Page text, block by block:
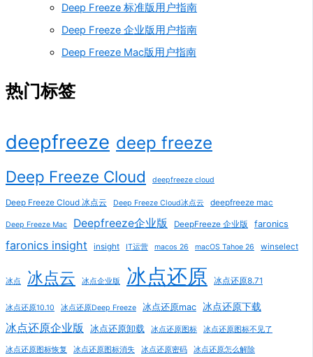
Deep Freeze 标准版用户指南
Deep Freeze 企业版用户指南
Deep Freeze Mac版用户指南
热门标签
deepfreeze deep freeze
Deep Freeze Cloud deepfreeze cloud
Deep Freeze Cloud 冰点云 Deep Freeze Cloud冰点云 deepfreeze mac
Deep Freeze Mac Deepfreeze企业版 DeepFreeze 企业版 faronics
faronics insight insight IT运营 macos 26 macOS Tahoe 26 winselect
冰点 冰点云 冰点企业版 冰点还原 冰点还原8.71
冰点还原10.10 冰点还原Deep Freeze 冰点还原mac 冰点还原下载
冰点还原企业版 冰点还原卸载 冰点还原图标 冰点还原图标不见了
冰点还原图标恢复 冰点还原图标消失 冰点还原密码 冰点还原怎么解除